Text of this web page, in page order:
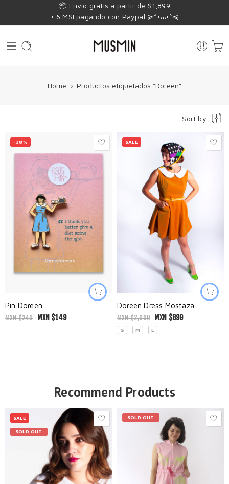
📦 Envío gratis a partir de $1,899
+ 6 MSI pagando con Paypal ≽^•⩊•^≼
Home Productos etiquetados “Doreen”
Sort by
-38%
Pin Doreen
MXN $240 MXN $149
SALE
Doreen Dress Mostaza
MXN $2,000 MXN $899
S M L
Recommend Products
SALE
SOLD OUT
SOLD OUT